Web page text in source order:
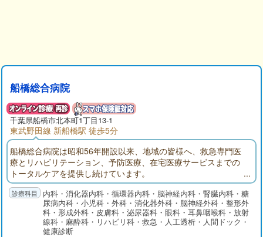
船橋総合病院
千葉県船橋市北本町1丁目13-1
東武野田線 新船橋駅 徒歩5分
船橋総合病院は昭和56年開設以来、地域の皆様へ、救急専門医
療とリハビリテーション、予防医療、在宅医療サービスまでの
トータルケアを提供し続けています。
内科・消化器内科・循環器内科・脳神経内科・腎臓内科・糖
尿病内科・小児科・外科・消化器外科・脳神経外科・整形外
科・形成外科・皮膚科・泌尿器科・眼科・耳鼻咽喉科・放射
線科・麻酔科・リハビリ科・救急・人工透析・人間ドック・
健康診断